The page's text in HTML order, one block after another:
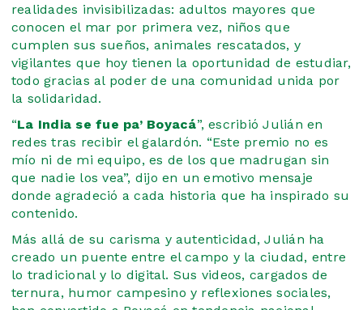
realidades invisibilizadas: adultos mayores que
conocen el mar por primera vez, niños que
cumplen sus sueños, animales rescatados, y
vigilantes que hoy tienen la oportunidad de estudiar,
todo gracias al poder de una comunidad unida por
la solidaridad.
“La India se fue pa’ Boyacá”, escribió Julián en
redes tras recibir el galardón. “Este premio no es
mío ni de mi equipo, es de los que madrugan sin
que nadie los vea”, dijo en un emotivo mensaje
donde agradeció a cada historia que ha inspirado su
contenido.
Más allá de su carisma y autenticidad, Julián ha
creado un puente entre el campo y la ciudad, entre
lo tradicional y lo digital. Sus videos, cargados de
ternura, humor campesino y reflexiones sociales,